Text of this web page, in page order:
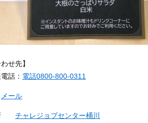
せ先】
話： 電話0800-800-0311
メール
所 チャレジョブセンター桶川